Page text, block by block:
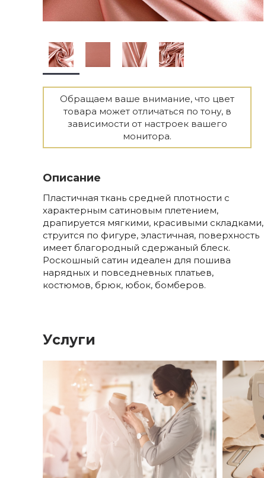
Обращаем ваше внимание, что цвет
товара может отличаться по тону, в
зависимости от настроек вашего
монитора.
Описание
Пластичная ткань средней плотности с
характерным сатиновым плетением,
драпируется мягкими, красивыми складками,
струится по фигуре, эластичная, поверхность
имеет благородный сдержаный блеск.
Роскошный сатин идеален для пошива
нарядных и повседневных платьев,
костюмов, брюк, юбок, бомберов.
Услуги